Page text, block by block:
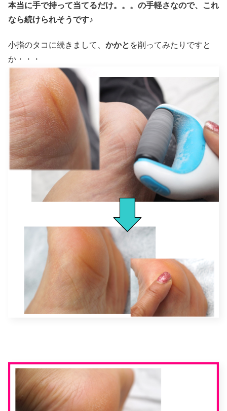
本当に手で持って当てるだけ。。。の手軽さなので、これ
なら続けられそうです♪
小指のタコに続きまして、 かかと を削ってみたりですと
か・・・